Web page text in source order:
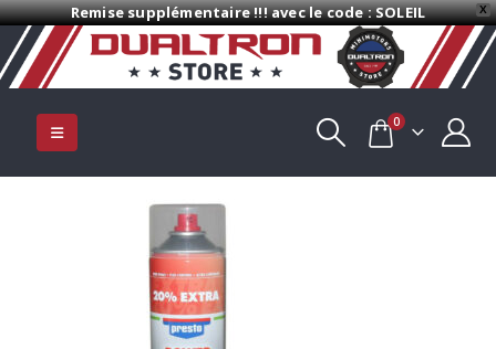
X
Remise supplémentaire !!! avec le code : SOLEIL
0